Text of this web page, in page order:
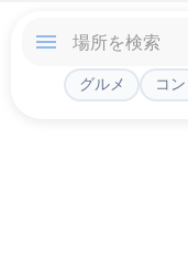
グルメ コ